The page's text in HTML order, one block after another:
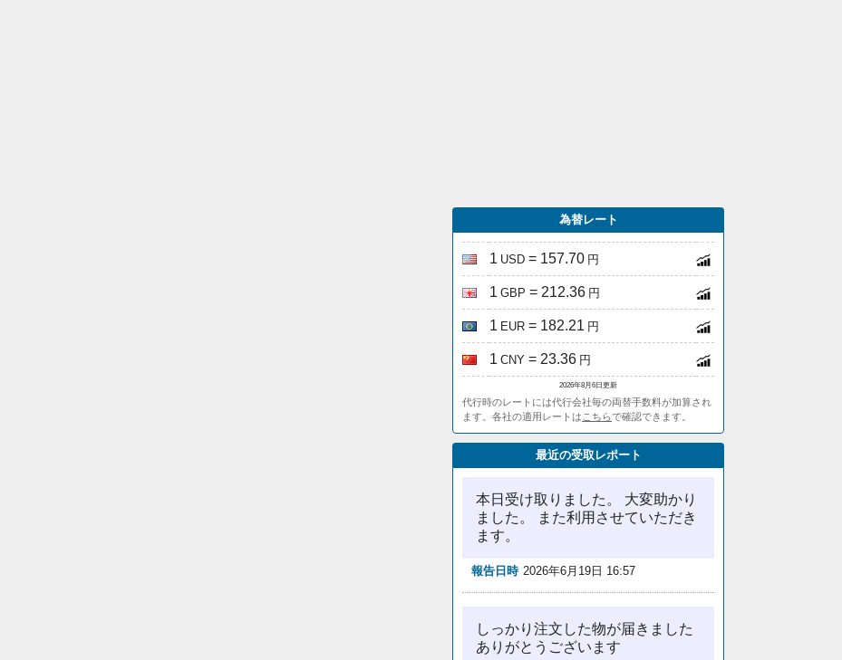
為替レート
1 USD = 157.70 円
1 GBP = 212.36 円
1 EUR = 182.21 円
1 CNY = 23.36 円
2026年8月6日更新
代行時のレートには代行会社毎の両替手数料が加算され
ます。各社の適用レートは こちらで確認できます。
最近の受取レポート
本日受け取りました。 大変助かり
ました。 また利用させていただき
ます。
報告日時 2026年6月19日 16:57
しっかり注文した物が届きました
ありがとうございます